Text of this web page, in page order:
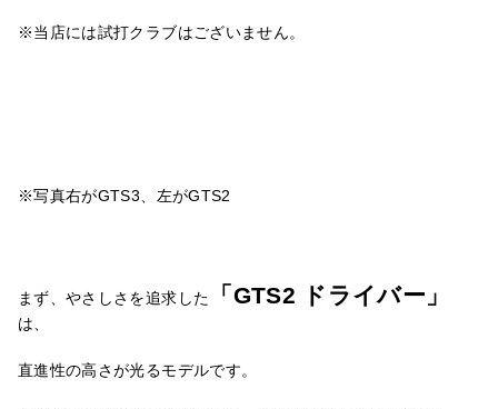
※当店には試打クラブはございません。
※写真右がGTS3、左がGTS2
まず、やさしさを追求した 「GTS2 ドライバー」
は、
直進性の高さが光るモデルです。